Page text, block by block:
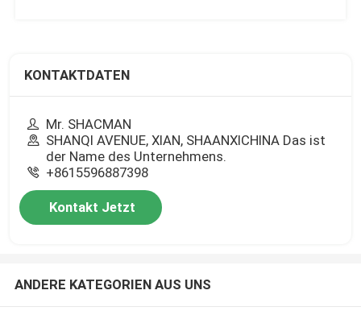
KONTAKTDATEN
Mr. SHACMAN
SHANQI AVENUE, XIAN, SHAANXICHINA Das ist
der Name des Unternehmens.
+8615596887398
Kontakt Jetzt
ANDERE KATEGORIEN AUS UNS